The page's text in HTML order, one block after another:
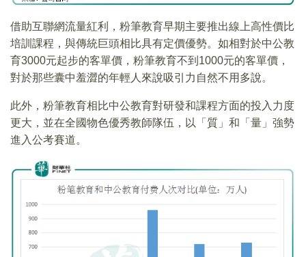
借助互聯網流量紅利，粉筆教育早期主要推出線上高性價比
培訓課程，與傳統巨頭相比具有定價優勢。如相對於中公教
育3000元起步的客單價，粉筆教育不到1000元的客單價，
對於那些囊中羞澀的年輕人來說吸引力自然不用多說。
此外，粉筆教育相比中公教育對研發和課程方面的投入力度
更大，並在全國物色優秀教師隊伍，以「質」和「量」強勢
進入公考賽道。